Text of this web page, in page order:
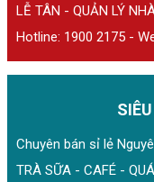
LỄ TÂN - QUẢN LÝ
Hotline: 1900 2175 -
Chuyên bán sỉ lẻ
TRÀ SỮA - CAFÉ -